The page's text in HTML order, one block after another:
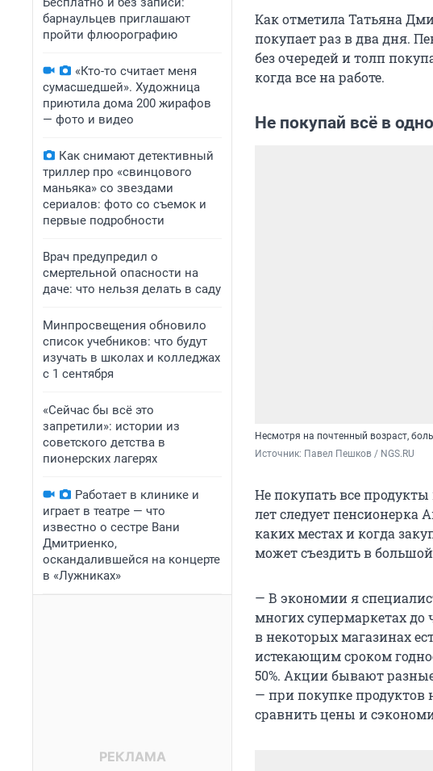
барнаульцев приглашают
пройти флюорографию
«Кто-то считает меня
сумасшедшей». Художница
приютила дома 200 жирафов
— фото и видео
Как снимают детективный
триллер про «свинцового
маньяка» со звездами
сериалов: фото со съемок и
первые подробности
Врач предупредил о
смертельной опасности на
даче: что нельзя делать в саду
Минпросвещения обновило
список учебников: что будут
изучать в школах и колледжах
с 1 сентября
«Сейчас бы всё это
запретили»: истории из
советского детства в
пионерских лагерях
Работает в клинике и
играет в театре — что
известно о сестре Вани
Дмитриенко,
оскандалившейся на концерте
в «Лужниках»
Как отметила Татьяна
покупает раз в два дня.
без очередей и толп
когда все на работе.
Не покупай всё в
Несмотря на почтенный возраст,
Источник: Павел Пешков / NGS.RU
Не покупать все
лет следует пенсионерка
каких местах и когда
может съездить в
— В экономии я
многих супермаркетах до
в некоторых магазинах
истекающим сроком
50%. Акции бывают
— при покупке продуктов
сравнить цены и